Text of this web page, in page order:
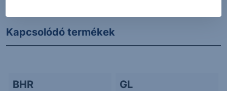
Kapcsolódó termékek
BHR GL